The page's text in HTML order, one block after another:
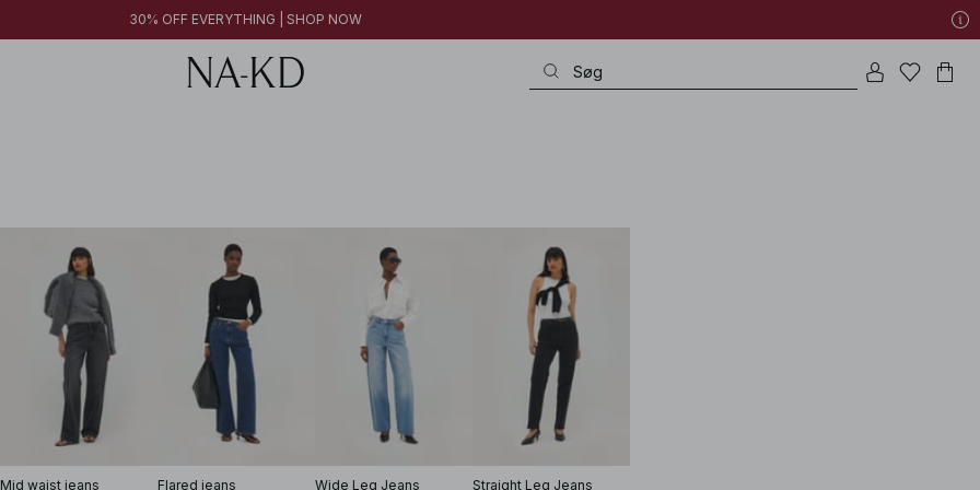
30% OFF EVERYTHING | SHOP NOW
Mid waist jeans Flared jeans Wide Leg Jeans Straight Leg Jeans